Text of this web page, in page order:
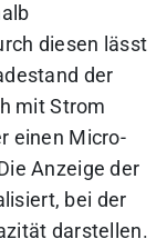
diesen lässt
der
mit Strom
einen Micro-
Anzeige der
bei der
darstellen.